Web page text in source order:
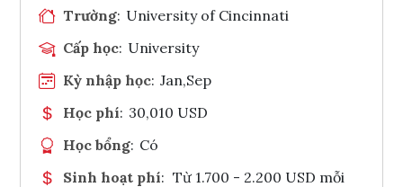
Trường: University of Cincinnati
Cấp học: University
Kỳ nhập học: Jan,Sep
Học phí: 30,010 USD
Học bổng: Có
Sinh hoạt phí: Từ 1.700 - 2.200 USD mỗi